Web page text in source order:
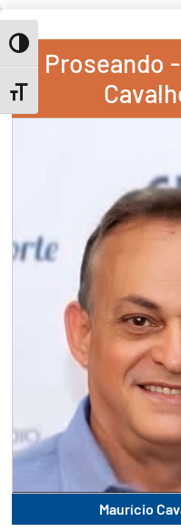
Toggle High Contrast
Toggle Font size
Proseando
Maurício